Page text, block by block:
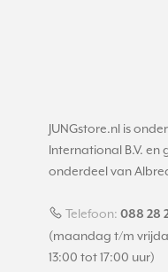
JUNGstore.nl is
International B.V. en
onderdeel van
Telefoon: 088 28
(maandag t/m
13:00 tot 17:00 uur)